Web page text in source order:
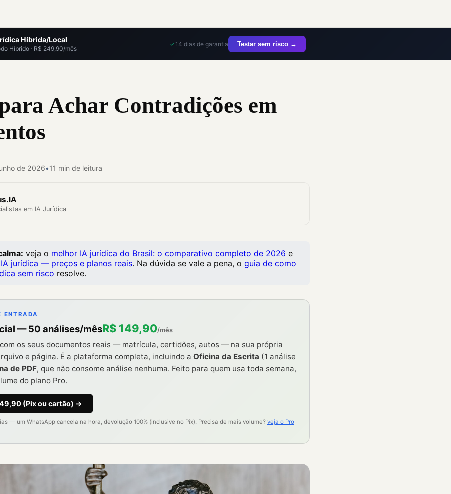
Híbrida/Local
Híbrido · R$ 249,90/mês
✓14 dias de garantia Testar sem risco →
Achar Contradições em
de 2026•11 min de leitura
em IA Jurídica
veja o melhor IA jurídica do Brasil: o comparativo completo de 2026 e
jurídica — preços e planos reais. Na dúvida se vale a pena, o guia de como
sem risco resolve.
ENTRADA
— 50 análises/mêsR$ 149,90/mês
os seus documentos reais — matrícula, certidões, autos — na sua própria
e página. É a plataforma completa, incluindo a Oficina da Escrita (1 análise
de PDF, que não consome análise nenhuma. Feito para quem usa toda semana,
do plano Pro.
(Pix ou cartão) →
— um WhatsApp cancela na hora, devolução 100% (inclusive no Pix). Precisa de mais volume? veja o Pro